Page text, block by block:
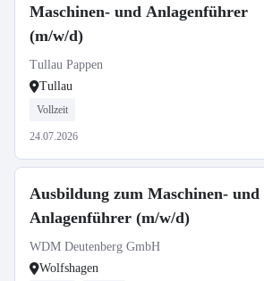
Maschinen- und Anlagenführer
(m/w/d)
Tullau Pappen
Tullau
Vollzeit
24.07.2026
Ausbildung zum Maschinen- und
Anlagenführer (m/w/d)
WDM Deutenberg GmbH
Wolfshagen